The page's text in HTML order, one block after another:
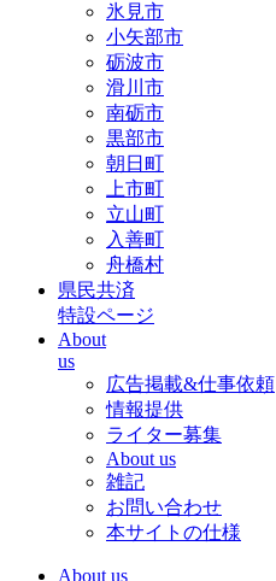
氷見市
小矢部市
砺波市
滑川市
南砺市
黒部市
朝日町
上市町
立山町
入善町
舟橋村
県民共済
特設ページ
About
us
広告掲載&仕事依頼
情報提供
ライター募集
About us
雑記
お問い合わせ
本サイトの仕様
About us